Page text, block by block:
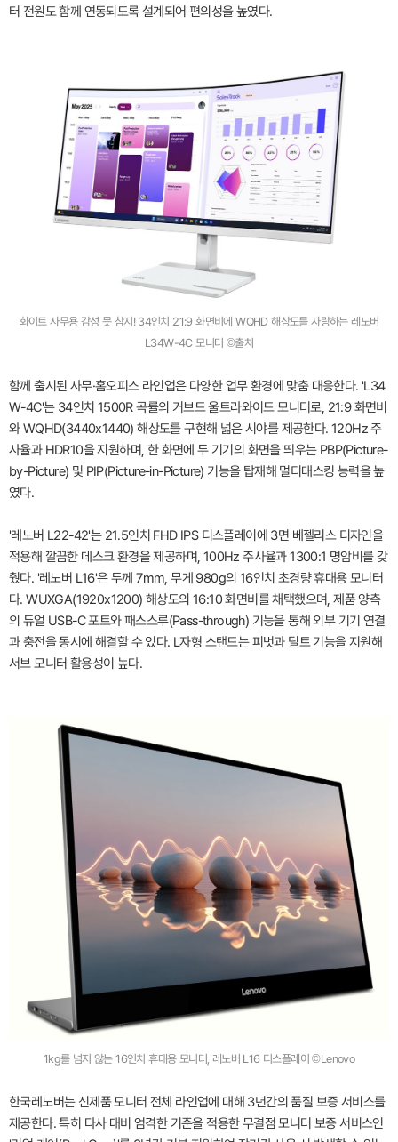
터 전원도 함께 연동되도록 설계되어 편의성을 높였다.
화이트 사무용 감성 못 참지! 34인치 21:9 화면비에 WQHD 해상도를 자랑하는 레노버
L34W-4C 모니터 ©출처
함께 출시된 사무·홈오피스 라인업은 다양한 업무 환경에 맞춤 대응한다. 'L34
W-4C'는 34인치 1500R 곡률의 커브드 울트라와이드 모니터로, 21:9 화면비
와 WQHD(3440x1440) 해상도를 구현해 넓은 시야를 제공한다. 120Hz 주
사율과 HDR10을 지원하며, 한 화면에 두 기기의 화면을 띄우는 PBP(Picture-
by-Picture) 및 PIP(Picture-in-Picture) 기능을 탑재해 멀티태스킹 능력을 높
였다.
'레노버 L22-42'는 21.5인치 FHD IPS 디스플레이에 3면 베젤리스 디자인을
적용해 깔끔한 데스크 환경을 제공하며, 100Hz 주사율과 1300:1 명암비를 갖
췄다. '레노버 L16'은 두께 7mm, 무게 980g의 16인치 초경량 휴대용 모니터
다. WUXGA(1920x1200) 해상도의 16:10 화면비를 채택했으며, 제품 양측
의 듀얼 USB-C 포트와 패스스루(Pass-through) 기능을 통해 외부 기기 연결
과 충전을 동시에 해결할 수 있다. L자형 스탠드는 피벗과 틸트 기능을 지원해
서브 모니터 활용성이 높다.
1kg를 넘지 않는 16인치 휴대용 모니터, 레노버 L16 디스플레이 ©Lenovo
한국레노버는 신제품 모니터 전체 라인업에 대해 3년간의 품질 보증 서비스를
제공한다. 특히 타사 대비 엄격한 기준을 적용한 무결점 모니터 보증 서비스인